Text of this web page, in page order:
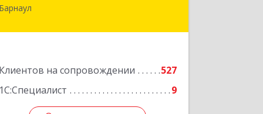
Барнаул
Клиентов на сопровождении
527
1С:Специалист
9
656067, Алтайский край, Барнаул г,